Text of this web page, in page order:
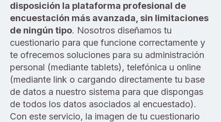
disposición la plataforma profesional de
encuestación más avanzada, sin limitaciones
de ningún tipo. Nosotros diseñamos tu
cuestionario para que funcione correctamente y
te ofrecemos soluciones para su administración
personal (mediante tablets), telefónica u online
(mediante link o cargando directamente tu base
de datos a nuestro sistema para que dispongas
de todos los datos asociados al encuestado).
Con este servicio, la imagen de tu cuestionario